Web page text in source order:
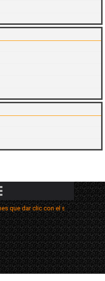
menú
clic con el segundo botón y